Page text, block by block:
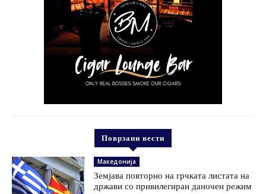
Поврзани вести
Македонија
Земјава повторно на грчката листата на
држави со привилегиран даночен режим